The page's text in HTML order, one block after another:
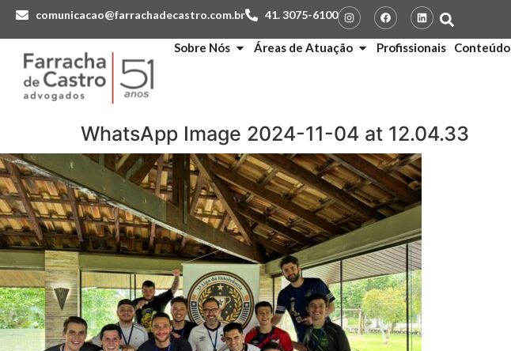
comunicacao@farrachadecastro.com.br 41. 3075-6100
Sobre Nós Áreas de Atuação Profissionais Conteúdo
WhatsApp Image 2024-11-04 at 12.04.33